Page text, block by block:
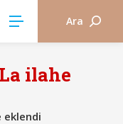
Ara
ilahe
eklendi